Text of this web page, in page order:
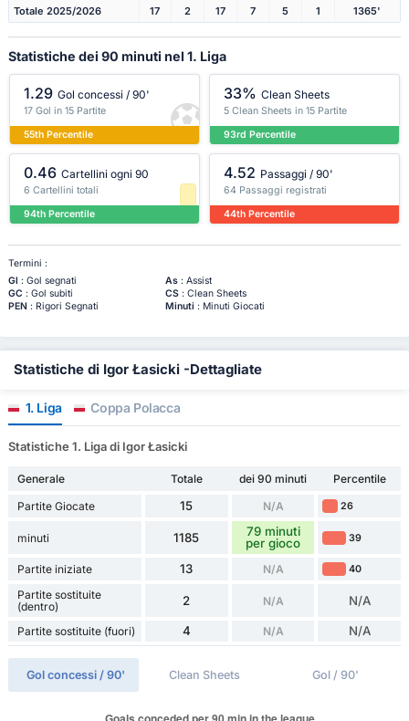
Totale 2025/2026 17 2 17 7 5 1 1365'
Statistiche dei 90 minuti nel 1. Liga
1.29 Gol concessi / 90'
17 Gol in 15 Partite
55th Percentile
33% Clean Sheets
5 Clean Sheets in 15 Partite
93rd Percentile
0.46 Cartellini ogni 90
6 Cartellini totali
94th Percentile
4.52 Passaggi / 90'
64 Passaggi registrati
44th Percentile
Termini :
Gl : Gol segnati As: Assist
GC : Gol subiti CS: Clean Sheets
PEN: Rigori Segnati Minuti : Minuti Giocati
Statistiche di Igor Łasicki -Dettagliate
1. Liga Coppa Polacca
Statistiche 1. Liga di Igor Łasicki
Generale Totale dei 90 minuti
Percentile
Partite Giocate
15 N/A 26
minuti 1185
79 minuti
per gioco
39
Partite iniziate 13 N/A 40
Partite sostituite
(dentro)
2 N/A N/A
Partite sostituite (fuori) 4 N/A N/A
Gol concessi / 90' Clean Sheets Gol / 90'